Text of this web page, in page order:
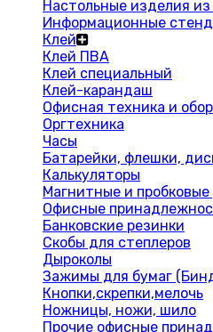
Настольные изделия из
Информационные
Клей
Клей ПВА
Клей специальный
Клей-карандаш
Офисная техника и
Оргтехника
Часы
Батарейки, флешки,
Калькуляторы
Магнитные и
Офисные
Банковские резинки
Скобы для степлеров
Дыроколы
Зажимы для бумаг
Кнопки,скрепки,мелочь
Ножницы, ножи, шило
Прочие офисные